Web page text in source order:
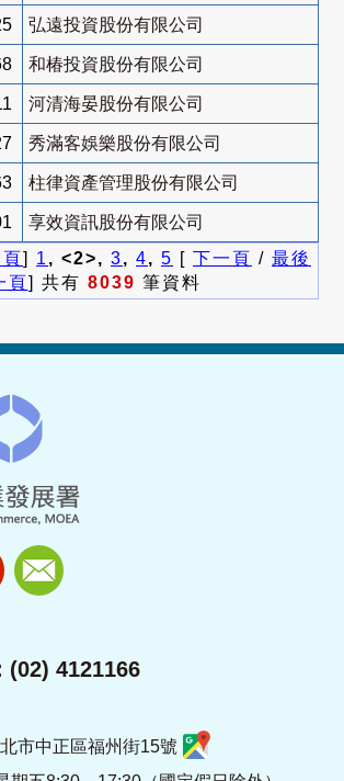
弘遠投資股份有限公司
和椿投資股份有限公司
河清海晏股份有限公司
秀滿客娛樂股份有限公司
柱律資產管理股份有限公司
享效資訊股份有限公司
頁] 1 , <2>, 3, 4, 5 [ 下一頁 / 最後
頁] 共有 8039 筆資料
(02) 4121166
市中正區福州街15號